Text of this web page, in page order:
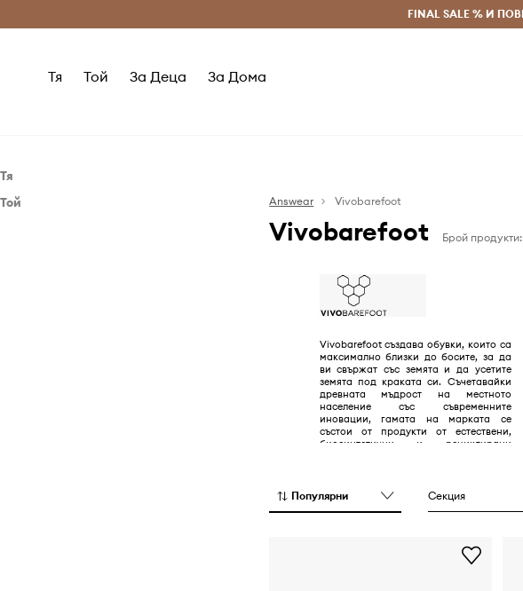
Безплатни доставка и връщане за поръчки
FINAL SALE % И
Тя Той За Деца За Дома
Тя
Той
Answear Vivobarefoot
Vivobarefoot Брой продукти:
Vivobarefoot създава обувки, които са
максимално близки до босите, за да
ви свържат със земята и да усетите
земята под краката си. Съчетавайки
древната мъдрост на местното
население със съвременните
иновации, гамата на марката се
състои от продукти от естествени,
биосинтетични и рециклирани
Популярни Секция